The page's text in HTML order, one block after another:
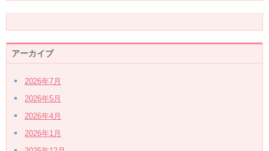
アーカイブ
2026年7月
2026年5月
2026年4月
2026年1月